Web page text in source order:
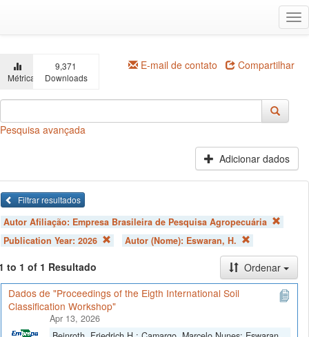
principal
Métricas
9,371
Downloads
E-mail de contato Compartilhar
Pesquisa avançada
Adicionar dados
Filtrar resultados
Autor Afiliação: Empresa Brasileira de Pesquisa Agropecuária
Publication Year: 2026 Autor (Nome): Eswaran, H.
to 1 of 1 Resultado
Ordenar
Dados de "Proceedings of the Eigth International Soil
Classification Workshop"
Apr 13, 2026